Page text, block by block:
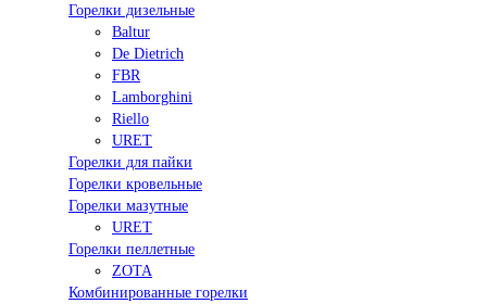
Горелки дизельные
Baltur
De Dietrich
FBR
Lamborghini
Riello
URET
Горелки для пайки
Горелки кровельные
Горелки мазутные
URET
Горелки пеллетные
ZOTA
Комбинированные горелки